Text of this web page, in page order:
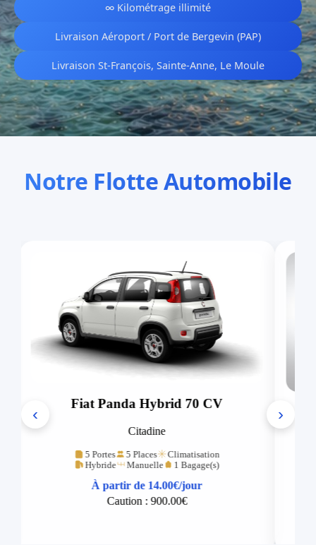
∞ Kilométrage illimité
Livraison Aéroport / Port de Bergevin (PAP)
Livraison St-François, Sainte-Anne, Le Moule
Notre Flotte Automobile